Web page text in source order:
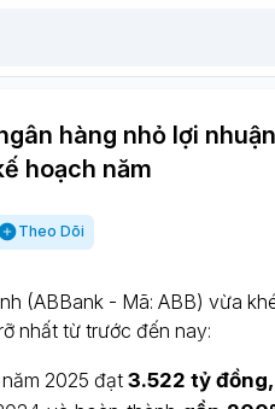
hàng nhỏ lợi
hoạch năm
Theo Dõi
(ABBank - Mã: ABB) vừa
nhất từ trước đến nay:
2025 đạt3.522 tỷ đồng,